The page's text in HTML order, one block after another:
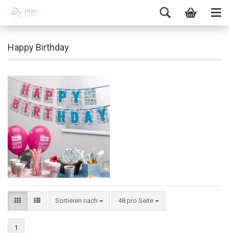
Happy Birthday
Sortieren nach 48 pro Seite
1